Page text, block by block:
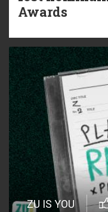
Awards
ZU IS YOU